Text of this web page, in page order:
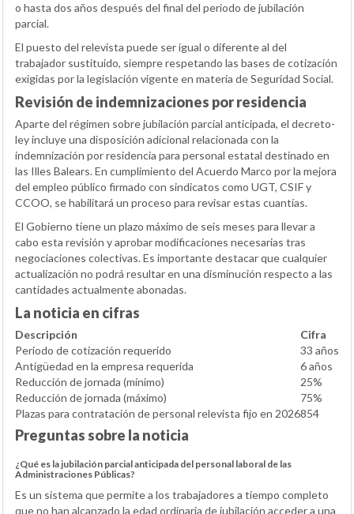
o hasta dos años después del final del periodo de jubilación
parcial.
El puesto del relevista puede ser igual o diferente al del
trabajador sustituido, siempre respetando las bases de cotización
exigidas por la legislación vigente en materia de Seguridad Social.
Revisión de indemnizaciones por residencia
Aparte del régimen sobre jubilación parcial anticipada, el decreto-
ley incluye una disposición adicional relacionada con la
indemnización por residencia para personal estatal destinado en
las Illes Balears. En cumplimiento del Acuerdo Marco por la mejora
del empleo público firmado con sindicatos como UGT, CSIF y
CCOO, se habilitará un proceso para revisar estas cuantías.
El Gobierno tiene un plazo máximo de seis meses para llevar a
cabo esta revisión y aprobar modificaciones necesarias tras
negociaciones colectivas. Es importante destacar que cualquier
actualización no podrá resultar en una disminución respecto a las
cantidades actualmente abonadas.
La noticia en cifras
Descripción
Cifra
Periodo de cotización requerido
33 años
Antigüedad en la empresa requerida
6 años
Reducción de jornada (mínimo)
25%
Reducción de jornada (máximo)
75%
Plazas para contratación de personal relevista fijo en 2026854
Preguntas sobre la noticia
¿Qué es la jubilación parcial anticipada del personal laboral de las
Administraciones Públicas?
Es un sistema que permite a los trabajadores a tiempo completo
que no han alcanzado la edad ordinaria de jubilación acceder a una